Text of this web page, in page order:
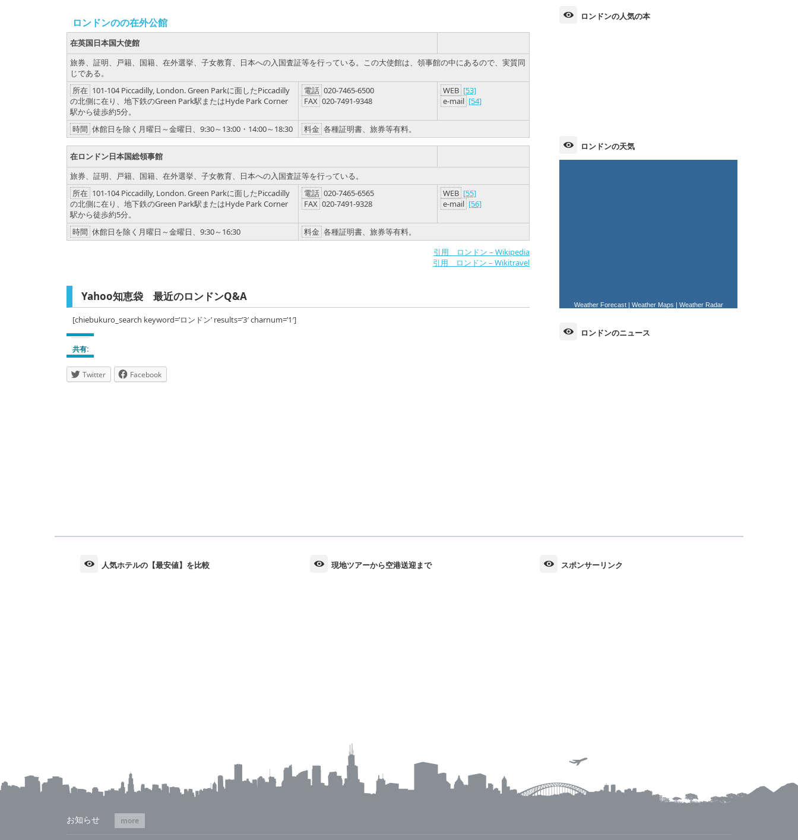
ロンドンのの在外公館
在英国日本国大使館
旅券、証明、戸籍、国籍、在外選挙、子女教育、日本への入国査証等を行っている。この大使館は、領事館の中にあるので、実質同
じである。
所在 101-104 Piccadilly, London. Green Parkに面したPiccadilly
の北側に在り、地下鉄のGreen Park駅またはHyde Park Corner
駅から徒歩約5分。
電話 020-7465-6500
FAX 020-7491-9348
WEB [53]
e-mail [54]
時間 休館日を除く月曜日～金曜日、9:30～13:00・14:00～18:30 料金 各種証明書、旅券等有料。
在ロンドン日本国総領事館
旅券、証明、戸籍、国籍、在外選挙、子女教育、日本への入国査証等を行っている。
所在 101-104 Piccadilly, London. Green Parkに面したPiccadilly
の北側に在り、地下鉄のGreen Park駅またはHyde Park Corner
駅から徒歩約5分。
電話 020-7465-6565
FAX 020-7491-9328
WEB [55]
e-mail [56]
時間 休館日を除く月曜日～金曜日、9:30～16:30 料金 各種証明書、旅券等有料。
引用 ロンドン – Wikipedia
引用 ロンドン – Wikitravel
Yahoo知恵袋 最近のロンドンQ&A
[chiebukuro_search keyword=’ロンドン’ results=’3′ charnum=’1′]
共有:
Twitter Facebook
ロンドンの人気の本
ロンドンの天気
Weather Forecast| Weather Maps | Weather Radar
ロンドンのニュース
人気ホテルの【最安値】を比較 現地ツアーから空港送迎まで スポンサーリンク
お知らせ more